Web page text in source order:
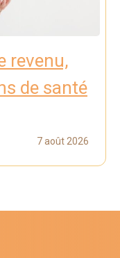
revenu,
de santé
7 août 2026